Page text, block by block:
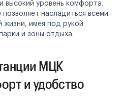
высокий уровень комфорта.
насладиться всеми
жизни, имея под рукой
и зоны отдыха.
МЦК
и удобство